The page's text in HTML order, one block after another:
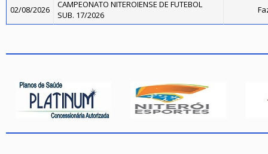
02/08/2026
CAMPEONATO NITEROIENSE DE FUTEBOL
SUB. 17/2026